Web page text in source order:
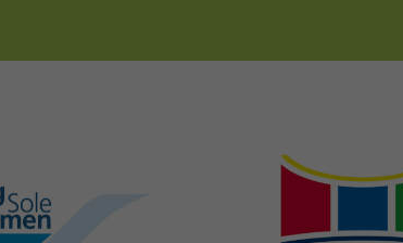
sole-
heilbaeder.de